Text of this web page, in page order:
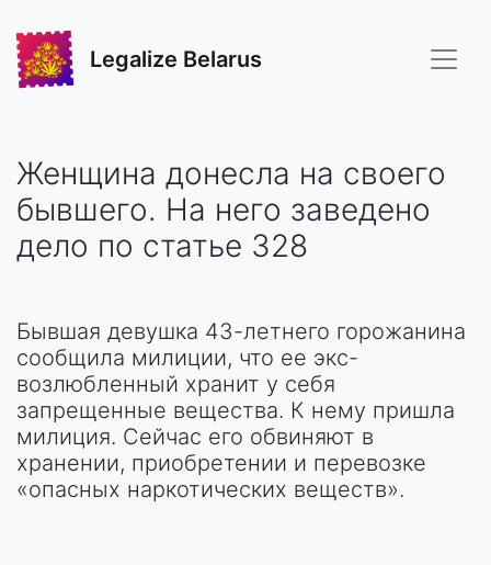
Legalize Belarus
Женщина донесла на своего
бывшего. На него заведено
дело по статье 328
Бывшая девушка 43-летнего горожанина
сообщила милиции, что ее экс-
возлюбленный хранит у себя
запрещенные вещества. К нему пришла
милиция. Сейчас его обвиняют в
хранении, приобретении и перевозке
«опасных наркотических веществ».